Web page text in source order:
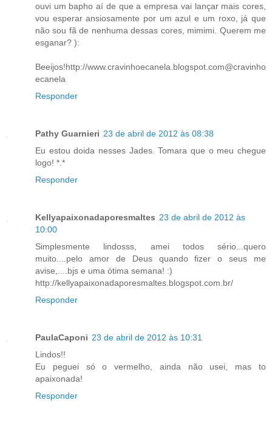
ouvi um bapho aí de que a empresa vai lançar mais cores,
vou esperar ansiosamente por um azul e um roxo, já que
não sou fã de nenhuma dessas cores, mimimi. Querem me
esganar? ):
Beeijos!http://www.cravinhoecanela.blogspot.com@cravinho
ecanela
Responder
Pathy Guarnieri 23 de abril de 2012 às 08:38
Eu estou doida nesses Jades. Tomara que o meu chegue
logo! *.*
Responder
Kellyapaixonadaporesmaltes 23 de abril de 2012 às
10:00
Simplesmente lindosss, amei todos sério...quero
muito....pelo amor de Deus quando fizer o seus me
avise,....bjs e uma ótima semana! :)
http://kellyapaixonadaporesmaltes.blogspot.com.br/
Responder
PaulaCaponi 23 de abril de 2012 às 10:31
Lindos!!
Eu peguei só o vermelho, ainda não usei, mas to
apaixonada!
Responder